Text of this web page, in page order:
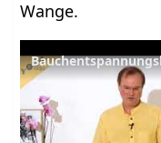
Wange.